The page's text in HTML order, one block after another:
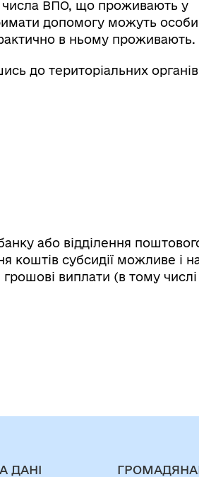
числа ВПО, що проживають у
допомогу можуть
в ньому проживають.
до територіальних органів
або відділення
коштів субсидії можливе і
виплати (в тому числі
ДАНІ